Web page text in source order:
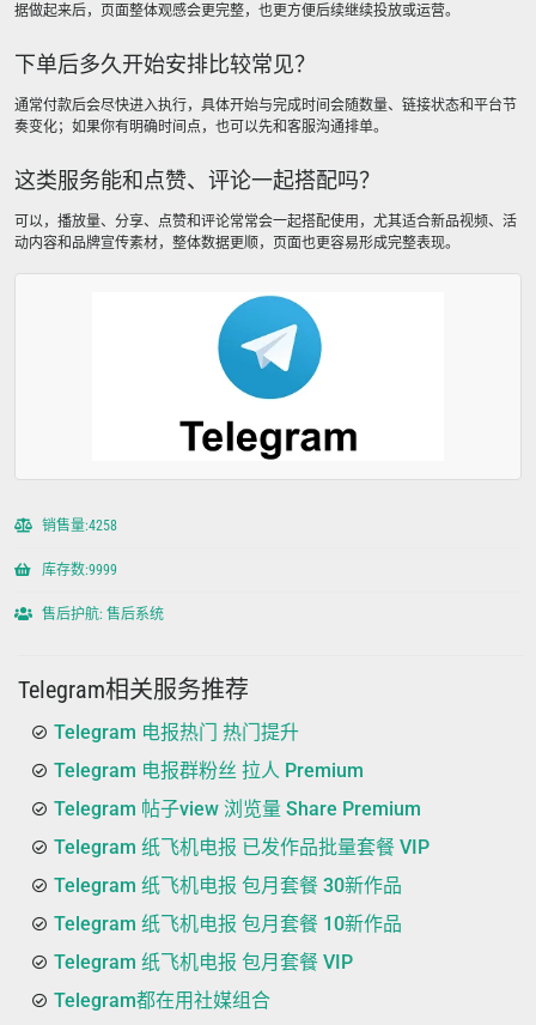
据做起来后，页面整体观感会更完整，也更方便后续继续投放或运营。
下单后多久开始安排比较常见？
通常付款后会尽快进入执行，具体开始与完成时间会随数量、链接状态和平台节
奏变化；如果你有明确时间点，也可以先和客服沟通排单。
这类服务能和点赞、评论一起搭配吗？
可以，播放量、分享、点赞和评论常常会一起搭配使用，尤其适合新品视频、活
动内容和品牌宣传素材，整体数据更顺，页面也更容易形成完整表现。
销售量:4258
库存数:9999
售后护航: 售后系统
Telegram相关服务推荐
Telegram 电报热门 热门提升
Telegram 电报群粉丝 拉人 Premium
Telegram 帖子view 浏览量 Share Premium
Telegram 纸飞机电报 已发作品批量套餐 VIP
Telegram 纸飞机电报 包月套餐 30新作品
Telegram 纸飞机电报 包月套餐 10新作品
Telegram 纸飞机电报 包月套餐 VIP
Telegram都在用社媒组合